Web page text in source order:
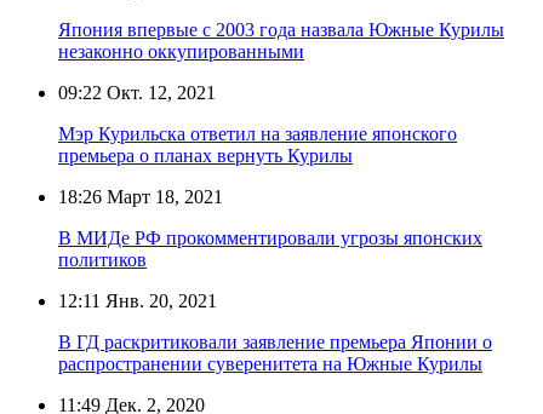
Япония впервые с 2003 года назвала Южные Курилы
незаконно оккупированными
09:22 Окт. 12, 2021
Мэр Курильска ответил на заявление японского
премьера о планах вернуть Курилы
18:26 Март 18, 2021
В МИДе РФ прокомментировали угрозы японских
политиков
12:11 Янв. 20, 2021
В ГД раскритиковали заявление премьера Японии о
распространении суверенитета на Южные Курилы
11:49 Дек. 2, 2020